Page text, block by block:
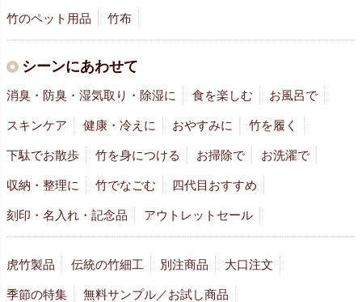
竹のペット用品 竹布
シーンにあわせて
消臭・防臭・湿気取り・除湿に 食を楽しむ お風呂で
スキンケア 健康・冷えに おやすみに 竹を履く
下駄でお散歩 竹を身につける お掃除で お洗濯で
収納・整理に 竹でなごむ 四代目おすすめ
刻印・名入れ・記念品 アウトレットセール
虎竹製品 伝統の竹細工 別注商品 大口注文
季節の特集 無料サンプル／お試し商品